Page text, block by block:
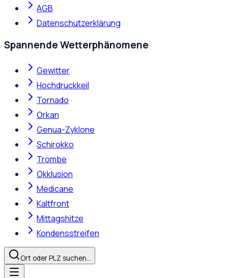
AGB
Datenschutzerklärung
Spannende Wetterphänomene
Gewitter
Hochdruckkeil
Tornado
Orkan
Genua-Zyklone
Schirokko
Trombe
Okklusion
Medicane
Kaltfront
Mittagshitze
Kondensstreifen
Ort oder PLZ suchen…